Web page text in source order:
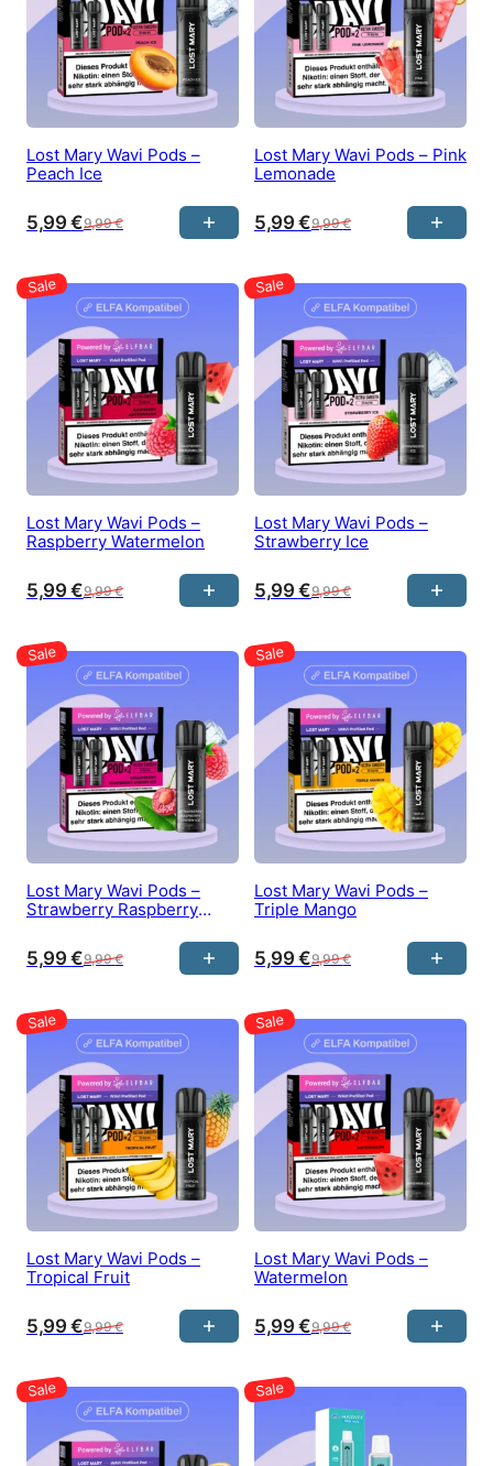
Lost Mary Wavi Pods –
Peach Ice
9,99€
5,99€
Lost Mary Wavi Pods – Pink
Lemonade
9,99€
5,99€
Lost Mary Wavi Pods –
Raspberry Watermelon
9,99€
5,99€
Lost Mary Wavi Pods –
Strawberry Ice
9,99€
5,99€
Lost Mary Wavi Pods –
Strawberry Raspberry
9,99€
5,99€
Lost Mary Wavi Pods –
Triple Mango
9,99€
5,99€
Lost Mary Wavi Pods –
Tropical Fruit
9,99€
5,99€
Lost Mary Wavi Pods –
Watermelon
9,99€
5,99€